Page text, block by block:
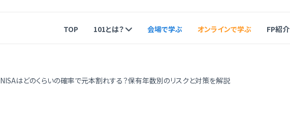
TOP 101とは？ 会場で学ぶ オンラインで学ぶ FP紹介
NISAはどのくらいの確率で元本割れする？保有年数別のリスクと対策を解説